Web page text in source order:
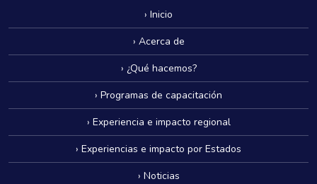
› Inicio
› Acerca de
› ¿Qué hacemos?
› Programas de capacitación
› Experiencia e impacto regional
› Experiencias e impacto por Estados
› Noticias